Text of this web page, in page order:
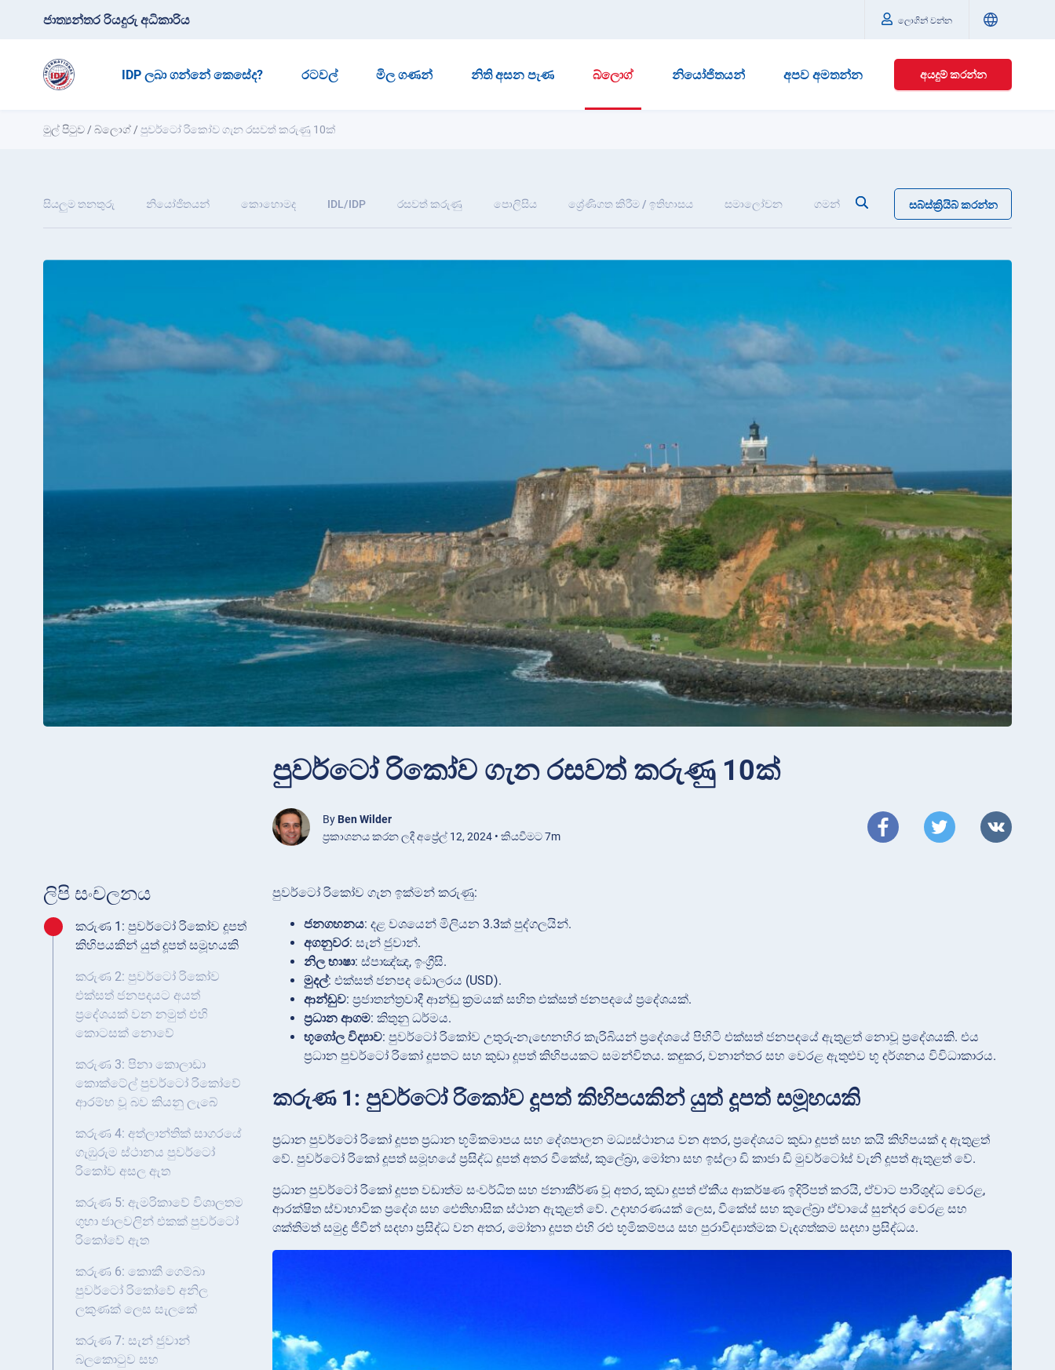
ජාත්‍යන්තර රියදුරු අධිකාරිය ලොගින් වන්න
IDP ලබා ගන්නේ කෙසේද? රටවල් මිල ගණන් නිති අසන පැණ බ්ලොග් නියෝජිතයන් අපව අමතන්න අයදුම් කරන්න
මුල් පිටුව /බ්ලොග් /පුවර්ටෝ රිකෝව ගැන රසවත් කරුණු 10ක්
සියලුම තනතුරු නියෝජිතයන් කොහොමද IDL/IDP රසවත් කරුණු පොලිසිය ශ්‍රේණිගත කිරීම / ඉතිහාසය සමාලෝචන ගමන් සබ්ස්ක්‍රියිබ් කරන්න
පුවර්ටෝ රිකෝව ගැන රසවත් කරුණු 10ක්
By Ben Wilder
ප්‍රකාශනය කරන ලදී අප්‍රේල් 12, 2024 • කියවීමට 7m
ලිපි සංචලනය
කරුණ 1: පුවර්ටෝ රිකෝව දූපත්
කිහිපයකින් යුත් දූපත් සමූහයකි
කරුණ 2: පුවර්ටෝ රිකෝව
එක්සත් ජනපදයට අයත්
ප්‍රදේශයක් වන නමුත් එහි
කොටසක් නොවේ
කරුණ 3: පිනා කොලාඩා
කොක්ටේල් පුවර්ටෝ රිකෝවේ
ආරම්භ වූ බව කියනු ලැබේ
කරුණ 4: අත්ලාන්තික් සාගරයේ
ගැඹුරුම ස්ථානය පුවර්ටෝ
රිකෝව අසල ඇත
කරුණ 5: ඇමරිකාවේ විශාලතම
ගුහා ජාලවලින් එකක් පුවර්ටෝ
රිකෝවේ ඇත
කරුණ 6: කොකී ගෙම්බා
පුවර්ටෝ රිකෝවේ අනිල
ලකුණක් ලෙස සැලකේ
කරුණ 7: සැන් ජුවාන්
බලකොටුව සහ
පුවර්ටෝ රිකෝව ගැන ඉක්මන් කරුණු:
ජනගහනය: දළ වශයෙන් මිලියන 3.3ක් පුද්ගලයින්.
අගනුවර: සැන් ජුවාන්.
නිල භාෂා: ස්පාඤ්ඤ, ඉංග්‍රීසි.
මුදල්: එක්සත් ජනපද ඩොලරය (USD).
ආන්ඩුව: ප්‍රජාතන්ත්‍රවාදී ආන්ඩු ක්‍රමයක් සහිත එක්සත් ජනපදයේ ප්‍රදේශයක්.
ප්‍රධාන ආගම: කිතුනු ධර්මය.
භූගෝල විද්‍යාව: පුවර්ටෝ රිකෝව උතුරු-නැඟෙනහිර කැරිබියන් ප්‍රදේශයේ පිහිටි එක්සත් ජනපදයේ ඇතුළත් නොවූ ප්‍රදේශයකි. එය
ප්‍රධාන පුවර්ටෝ රිකෝ දූපතට සහ කුඩා දූපත් කිහිපයකට සමන්විතය. කඳුකර, වනාන්තර සහ වෙරළ ඇතුළුව භූ දර්ශනය විවිධාකාරය.
කරුණ 1: පුවර්ටෝ රිකෝව දූපත් කිහිපයකින් යුත් දූපත් සමූහයකි
ප්‍රධාන පුවර්ටෝ රිකෝ දූපත ප්‍රධාන භූමිකමාපය සහ දේශපාලන මධ්‍යස්ථානය වන අතර, ප්‍රදේශයට කුඩා දූපත් සහ කයි කිහිපයක් ද ඇතුළත්
වේ. පුවර්ටෝ රිකෝ දූපත් සමූහයේ ප්‍රසිද්ධ දූපත් අතර වීකේස්, කුලේබ්‍රා, මෝනා සහ ඉස්ලා ඩි කාජා ඩි මුවර්ටෝස් වැනි දූපත් ඇතුළත් වේ.
ප්‍රධාන පුවර්ටෝ රිකෝ දූපත වඩාත්ම සංවර්ධිත සහ ජනාකීර්ණ වූ අතර, කුඩා දූපත් ඒකීය ආකර්ෂණ ඉදිරිපත් කරයි, ඒවාට පාරිශුද්ධ වෙරළ,
ආරක්ෂිත ස්වාභාවික ප්‍රදේශ සහ ඓතිහාසික ස්ථාන ඇතුළත් වේ. උදාහරණයක් ලෙස, වීකේස් සහ කුලේබ්‍රා ඒවායේ සුන්දර වෙරළ සහ
ශක්තිමත් සමුද්‍ර ජීවීන් සදහා ප්‍රසිද්ධ වන අතර, මෝනා දූපත එහි රළු භූමිකම්පය සහ පුරාවිද්‍යාත්මක වැදගත්කම සදහා ප්‍රසිද්ධය.